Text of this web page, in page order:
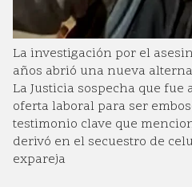
La investigación por el
años abrió una nueva
La Justicia sospecha que
oferta laboral para ser
testimonio clave que
derivó en el secuestro de
expareja